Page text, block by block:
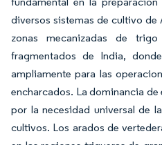
diversos sistemas de cultivo de
zonas mecanizadas de
fragmentados de India,
ampliamente para las
encharcados. La dominancia
por la necesidad universal de
cultivos. Los arados de